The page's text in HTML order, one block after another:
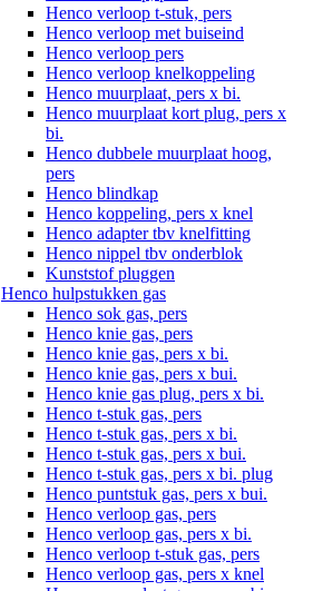
Henco verloop t-stuk, pers
Henco verloop met buiseind
Henco verloop pers
Henco verloop knelkoppeling
Henco muurplaat, pers x bi.
Henco muurplaat kort plug, pers x
bi.
Henco dubbele muurplaat hoog,
pers
Henco blindkap
Henco koppeling, pers x knel
Henco adapter tbv knelfitting
Henco nippel tbv onderblok
Kunststof pluggen
Henco hulpstukken gas
Henco sok gas, pers
Henco knie gas, pers
Henco knie gas, pers x bi.
Henco knie gas, pers x bui.
Henco knie gas plug, pers x bi.
Henco t-stuk gas, pers
Henco t-stuk gas, pers x bi.
Henco t-stuk gas, pers x bui.
Henco t-stuk gas, pers x bi. plug
Henco puntstuk gas, pers x bui.
Henco verloop gas, pers
Henco verloop gas, pers x bi.
Henco verloop t-stuk gas, pers
Henco verloop gas, pers x knel